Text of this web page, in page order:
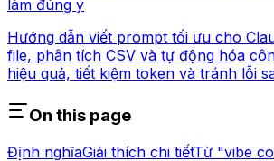
làm đúng ý
Hướng dẫn viết prompt tối ưu cho
file, phân tích CSV và tự động hóa
hiệu quả, tiết kiệm token và tránh lỗi
On this page
Định nghĩaGiải thích chi tiếtTừ "vibe